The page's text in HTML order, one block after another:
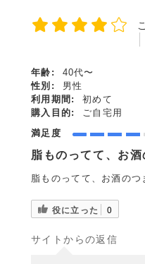
年齢:
40代〜
性別:
男性
利用期間:
初めて
購入目的:
ご自宅用
満足度
脂ものってて、お
脂ものってて、お酒の
役に立った 0
サイトからの返信